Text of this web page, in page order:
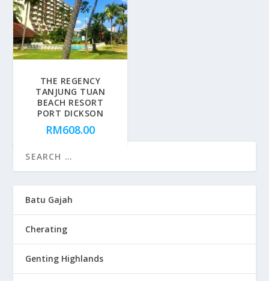
THE REGENCY
TANJUNG TUAN
BEACH RESORT
PORT DICKSON
RM608.00
Batu Gajah
Cherating
Genting Highlands